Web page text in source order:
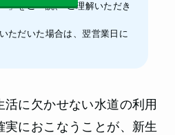
」をご一読、 ご理解いただき
ただいた場合は、翌営業日に
に欠かせない水道の利用
実におこなうことが、新生